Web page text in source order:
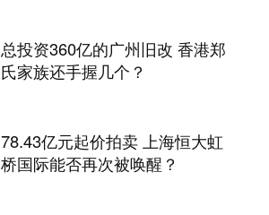
总投资360亿的广州旧改 香港郑
氏家族还手握几个？
78.43亿元起价拍卖 上海恒大虹
桥国际能否再次被唤醒？